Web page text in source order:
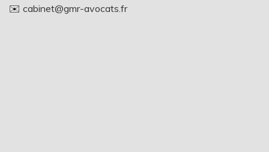
✉️ cabinet@gmr-avocats.fr